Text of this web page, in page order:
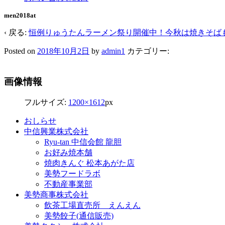
men2018at
‹ 戻る:恒例りゅうたんラーメン祭り開催中！今秋は焼きそば
Posted on 2018年10月2日 by admin1 カテゴリー:
画像情報
フルサイズ: 1200×1612px
おしらせ
中信興業株式会社
Ryu-tan 中信会館 龍胆
お好み焼本舗
焼肉きんぐ 松本あがた店
美勢フードラボ
不動産事業部
美勢商事株式会社
飲茶工場直売所 えんえん
美勢餃子(通信販売)